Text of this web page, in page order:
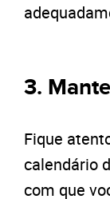
3.
Fique
calendário
com que